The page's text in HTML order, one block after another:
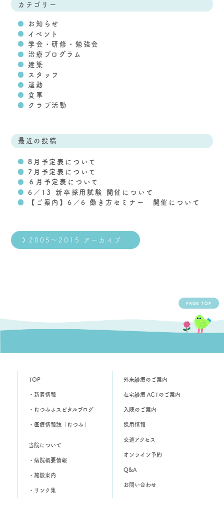
カテゴリー
お知らせ
イベント
学会・研修・勉強会
治療プログラム
建築
スタッフ
運動
食事
クラブ活動
最近の投稿
8月予定表について
7月予定表について
６月予定表について
6／13 新卒採用試験 開催について
【ご案内】6／6 働き方セミナー 開催について
2005～2015 アーカイブ
TOP
・新着情報
・むつみホスピタルブログ
・医療情報誌「むつみ」
当院について
・病院概要情報
・施設案内
・リンク集
外来診療のご案内
在宅診療 ACTのご案内
入院のご案内
採用情報
交通アクセス
オンライン予約
Q&A
お問い合わせ